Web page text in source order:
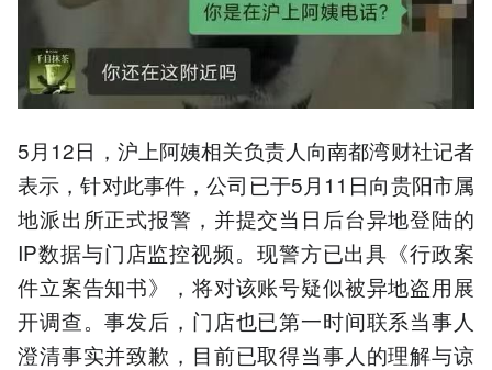
5月12日，沪上阿姨相关负责人向南都湾财社记者
表示，针对此事件，公司已于5月11日向贵阳市属
地派出所正式报警，并提交当日后台异地登陆的
IP数据与门店监控视频。现警方已出具《行政案
件立案告知书》，将对该账号疑似被异地盗用展
开调查。事发后，门店也已第一时间联系当事人
澄清事实并致歉，目前已取得当事人的理解与谅